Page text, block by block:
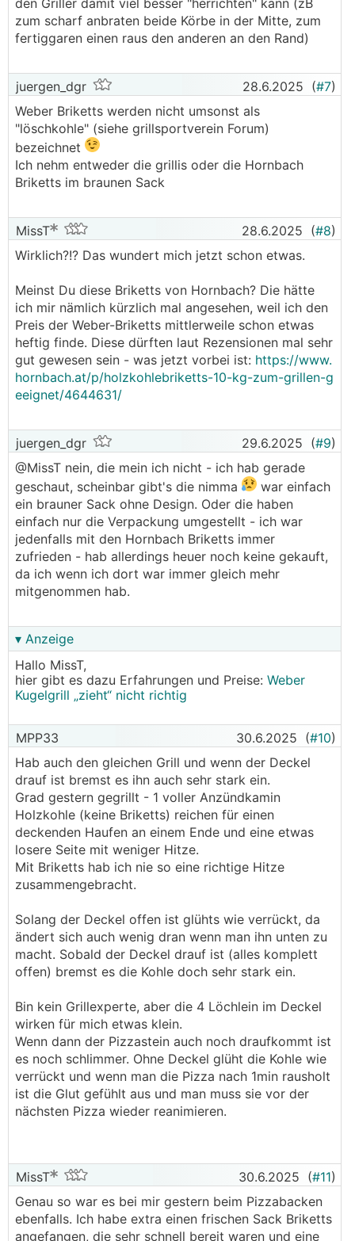
den Griller damit viel besser "herrichten" kann (zB
zum scharf anbraten beide Körbe in der Mitte, zum
fertiggaren einen raus den anderen an den Rand)
juergen_dgr 28.6.2025 (#7)
Weber Briketts werden nicht umsonst als
"löschkohle" (siehe grillsportverein Forum)
bezeichnet
Ich nehm entweder die grillis oder die Hornbach
Briketts im braunen Sack
MissT 28.6.2025 (#8)
Wirklich?!? Das wundert mich jetzt schon etwas.
Meinst Du diese Briketts von Hornbach? Die hätte
ich mir nämlich kürzlich mal angesehen, weil ich den
Preis der Weber-Briketts mittlerweile schon etwas
heftig finde. Diese dürften laut Rezensionen mal sehr
gut gewesen sein - was jetzt vorbei ist: https://www.
hornbach.at/p/holzkohlebriketts-10-kg-zum-grillen-g
eeignet/4644631/
juergen_dgr 29.6.2025 (#9)
@­MissT nein, die mein ich nicht - ich hab gerade
geschaut, scheinbar gibt's die nimma
war einfach
ein brauner Sack ohne Design. Oder die haben
einfach nur die Verpackung umgestellt - ich war
jedenfalls mit den Hornbach Briketts immer
zufrieden - hab allerdings heuer noch keine gekauft,
da ich wenn ich dort war immer gleich mehr
mitgenommen hab.
▾ Anzeige
Hallo MissT,
hier gibt es dazu Erfahrungen und Preise: Weber
Kugelgrill „zieht“ nicht richtig
MPP33 30.6.2025 (#10)
Hab auch den gleichen Grill und wenn der Deckel
drauf ist bremst es ihn auch sehr stark ein.
Grad gestern gegrillt - 1 voller Anzündkamin
Holzkohle (keine Briketts) reichen für einen
deckenden Haufen an einem Ende und eine etwas
losere Seite mit weniger Hitze.
Mit Briketts hab ich nie so eine richtige Hitze
zusammengebracht.
Solang der Deckel offen ist glühts wie verrückt, da
ändert sich auch wenig dran wenn man ihn unten zu
macht. Sobald der Deckel drauf ist (alles komplett
offen) bremst es die Kohle doch sehr stark ein.
Bin kein Grillexperte, aber die 4 Löchlein im Deckel
wirken für mich etwas klein.
Wenn dann der Pizzastein auch noch draufkommt ist
es noch schlimmer. Ohne Deckel glüht die Kohle wie
verrückt und wenn man die Pizza nach 1min rausholt
ist die Glut gefühlt aus und man muss sie vor der
nächsten Pizza wieder reanimieren.
MissT 30.6.2025 (#11)
Genau so war es bei mir gestern beim Pizzabacken
ebenfalls. Ich habe extra einen frischen Sack Briketts
angefangen, die sehr schnell bereit waren und eine